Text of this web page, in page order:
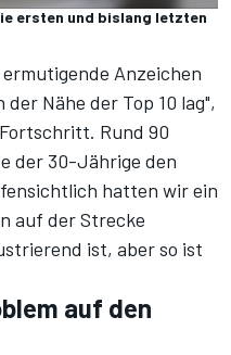
ersten und bislang letzten
Anzeichen
Nähe der Top 10 lag",
Rund 90
der 30-Jährige den
hatten wir ein
auf der Strecke
ist, aber so ist
auf den